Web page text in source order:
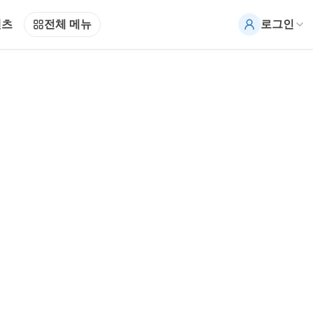
전체 메뉴 로그인